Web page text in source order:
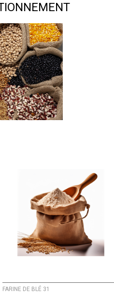
FARINE DE BLÉ 31